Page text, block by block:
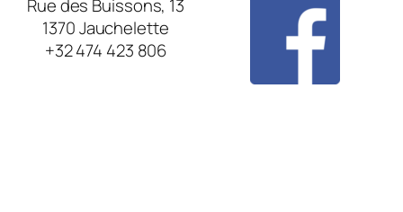
Rue des Buissons, 13
1370 Jauchelette
+32 474 423 806